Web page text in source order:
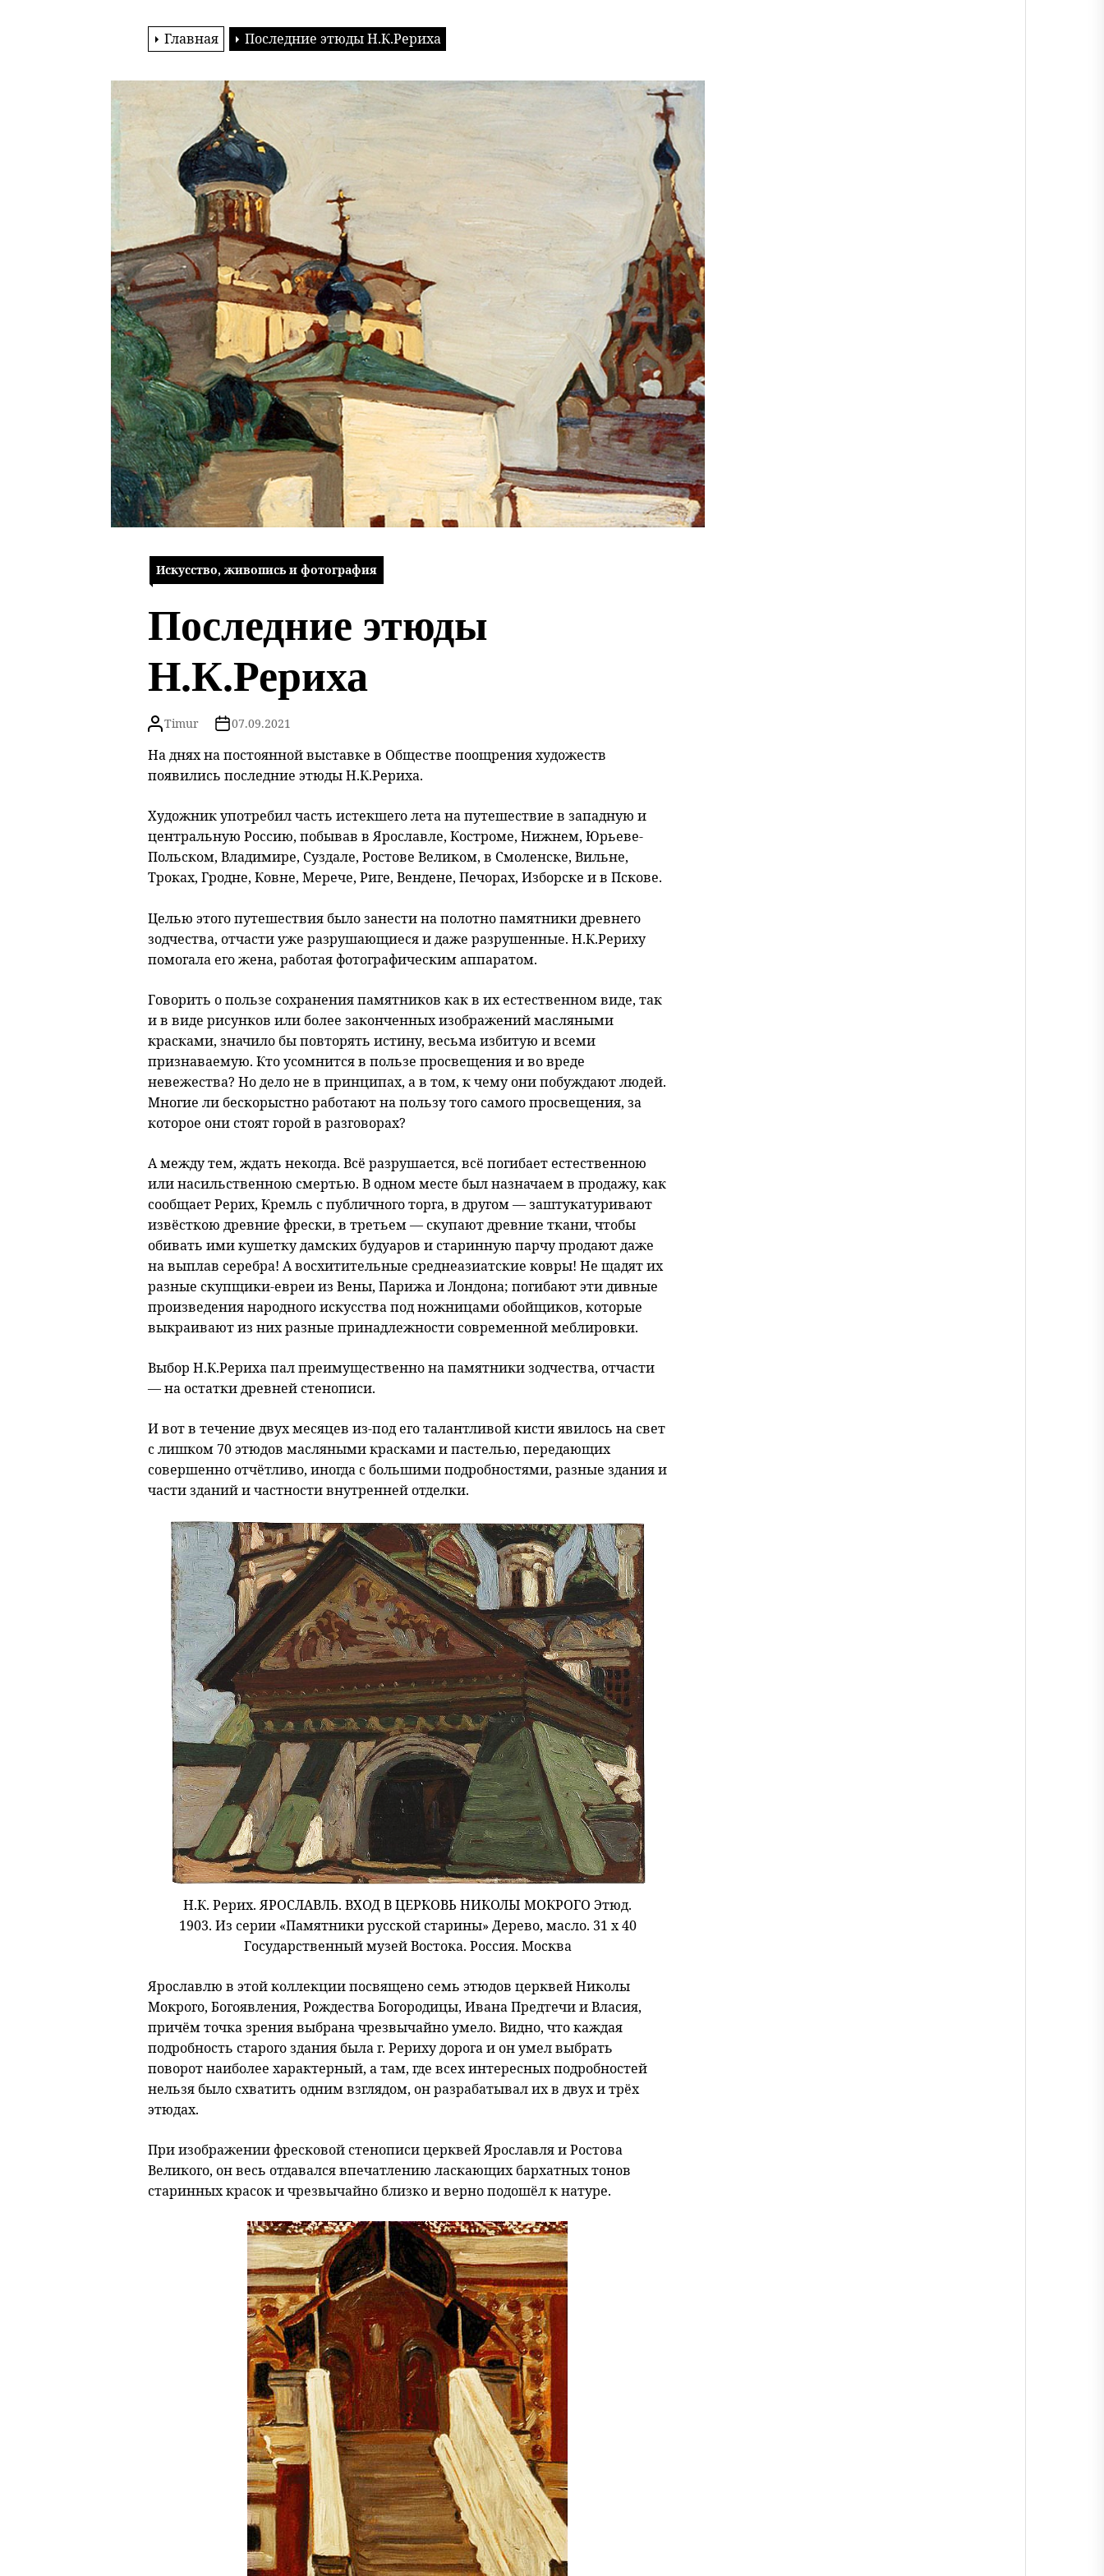
Главная Последние этюды Н.К.Рериха
Искусство, живопись и фотография
Последние этюды
Н.К.Рериха
Timur 07.09.2021
На днях на постоянной выставке в Обществе поощрения художеств
появились последние этюды Н.К.Рериха.
Художник употребил часть истекшего лета на путешествие в западную и
центральную Россию, побывав в Ярославле, Костроме, Нижнем, Юрьеве-
Польском, Владимире, Суздале, Ростове Великом, в Смоленске, Вильне,
Троках, Гродне, Ковне, Мерече, Риге, Вендене, Печорах, Изборске и в Пскове.
Целью этого путешествия было занести на полотно памятники древнего
зодчества, отчасти уже разрушающиеся и даже разрушенные. Н.К.Рериху
помогала его жена, работая фотографическим аппаратом.
Говорить о пользе сохранения памятников как в их естественном виде, так
и в виде рисунков или более законченных изображений масляными
красками, значило бы повторять истину, весьма избитую и всеми
признаваемую. Кто усомнится в пользе просвещения и во вреде
невежества? Но дело не в принципах, а в том, к чему они побуждают людей.
Многие ли бескорыстно работают на пользу того самого просвещения, за
которое они стоят горой в разговорах?
А между тем, ждать некогда. Всё разрушается, всё погибает естественною
или насильственною смертью. В одном месте был назначаем в продажу, как
сообщает Рерих, Кремль с публичного торга, в другом — заштукатуривают
извёсткою древние фрески, в третьем — скупают древние ткани, чтобы
обивать ими кушетку дамских будуаров и старинную парчу продают даже
на выплав серебра! А восхитительные среднеазиатские ковры! Не щадят их
разные скупщики-евреи из Вены, Парижа и Лондона; погибают эти дивные
произведения народного искусства под ножницами обойщиков, которые
выкраивают из них разные принадлежности современной меблировки.
Выбор Н.К.Рериха пал преимущественно на памятники зодчества, отчасти
— на остатки древней стенописи.
И вот в течение двух месяцев из-под его талантливой кисти явилось на свет
с лишком 70 этюдов масляными красками и пастелью, передающих
совершенно отчётливо, иногда с большими подробностями, разные здания и
части зданий и частности внутренней отделки.
Н.К. Рерих. ЯРОСЛАВЛЬ. ВХОД В ЦЕРКОВЬ НИКОЛЫ МОКРОГО Этюд.
1903. Из серии «Памятники русской старины» Дерево, масло. 31 х 40
Государственный музей Востока. Россия. Москва
Ярославлю в этой коллекции посвящено семь этюдов церквей Николы
Мокрого, Богоявления, Рождества Богородицы, Ивана Предтечи и Власия,
причём точка зрения выбрана чрезвычайно умело. Видно, что каждая
подробность старого здания была г. Рериху дорога и он умел выбрать
поворот наиболее характерный, а там, где всех интересных подробностей
нельзя было схватить одним взглядом, он разрабатывал их в двух и трёх
этюдах.
При изображении фресковой стенописи церквей Ярославля и Ростова
Великого, он весь отдавался впечатлению ласкающих бархатных тонов
старинных красок и чрезвычайно близко и верно подошёл к натуре.